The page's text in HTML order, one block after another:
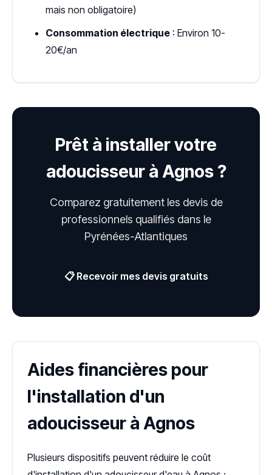
mais non obligatoire)
Consommation électrique : Environ 10-
20€/an
Prêt à installer votre
adoucisseur à Agnos ?
Comparez gratuitement les devis de
professionnels qualifiés dans le
Pyrénées-Atlantiques
📋 Recevoir mes devis gratuits
Aides financières pour
l'installation d'un
adoucisseur à Agnos
Plusieurs dispositifs peuvent réduire le coût